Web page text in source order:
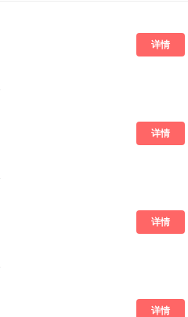
详情
详情
详情
详情